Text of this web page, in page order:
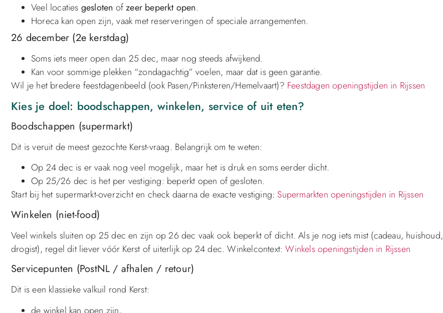
Veel locaties gesloten ofzeer beperkt open.
Horeca kan open zijn, vaak met reserveringen of speciale arrangementen.
26 december (2e kerstdag)
Soms iets meer open dan 25 dec, maar nog steeds afwijkend.
Kan voor sommige plekken “zondagachtig” voelen, maar dat is geen garantie.
Wil je het bredere feestdagenbeeld (ook Pasen/Pinksteren/Hemelvaart)? Feestdagen openingstijden in Rijssen
Kies je doel: boodschappen, winkelen, service of uit eten?
Boodschappen (supermarkt)
Dit is veruit de meest gezochte Kerst-vraag. Belangrijk om te weten:
Op 24 dec is er vaak nog veel mogelijk, maar het is druk en soms eerder dicht.
Op 25/26 dec is het per vestiging: beperkt open of gesloten.
Start bij het supermarkt-overzicht en check daarna de exacte vestiging: Supermarkten openingstijden in Rijssen
Winkelen (niet-food)
Veel winkels sluiten op 25 dec en zijn op 26 dec vaak ook beperkt of dicht. Als je nog iets mist (cadeau, huishoud,
drogist), regel dit liever vóór Kerst of uiterlijk op 24 dec. Winkelcontext:Winkels openingstijden in Rijssen
Servicepunten (PostNL / afhalen / retour)
Dit is een klassieke valkuil rond Kerst:
de winkel kan open zijn,